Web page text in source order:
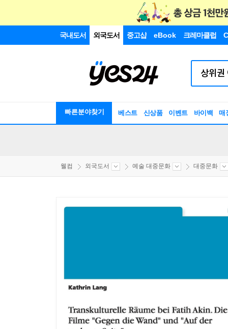
국내도서 외국도서 중고샵 eBook 크레마클럽
빠른분야찾기 베스트 신상품 이벤트 바이백 매
웰컴 외국도서 예술 대중문화 대중문화